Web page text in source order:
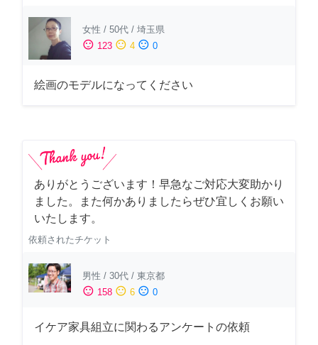
女性 / 50代 / 埼玉県
sentiment_satisfied 123 sentiment_neutral 4 sentiment_dissatisfied 0
絵画のモデルになってください
ありがとうございます！早急なご対応大変助かり
ました。また何かありましたらぜひ宜しくお願い
いたします。
依頼されたチケット
男性 / 30代 / 東京都
sentiment_satisfied 158 sentiment_neutral 6 sentiment_dissatisfied 0
イケア家具組立に関わるアンケートの依頼